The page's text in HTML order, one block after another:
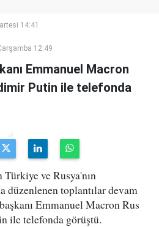
14:41
12:49
Emmanuel Macron
Putin ile telefonda
ve Rusya'nın
düzenlenen toplantılar devam
Emmanuel Macron Rus
ile telefonda görüştü.